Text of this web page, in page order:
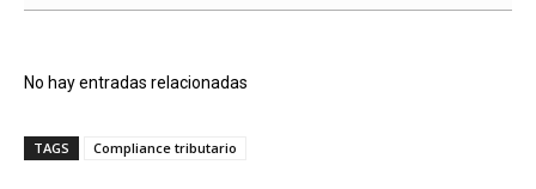
No hay entradas relacionadas
TAGS Compliance tributario